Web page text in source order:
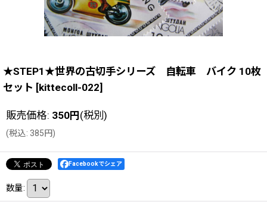
★STEP1★世界の古切手シリーズ 自転車 バイク 10枚
セット [kittecoll-022]
販売価格: 350円(税別)
(税込: 385円)
Facebookでシェア
数量: